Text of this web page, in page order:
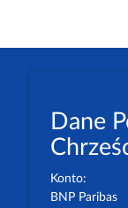
Dane
Konto:
BNP Paribas